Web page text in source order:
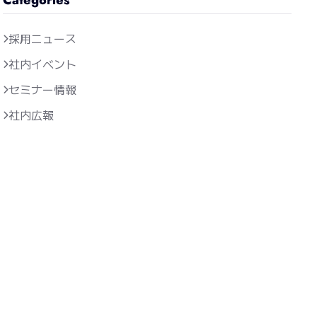
採用ニュース
社内イベント
セミナー情報
社内広報